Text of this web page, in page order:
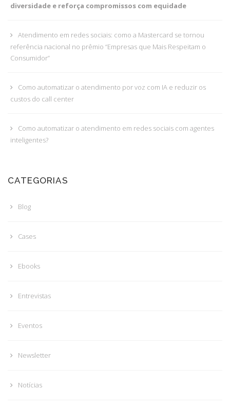
diversidade e reforça compromissos com equidade
Atendimento em redes sociais: como a Mastercard se tornou
referência nacional no prêmio “Empresas que Mais Respeitam o
Consumidor”
Como automatizar o atendimento por voz com IA e reduzir os
custos do call center
Como automatizar o atendimento em redes sociais com agentes
inteligentes?
CATEGORIAS
Blog
Cases
Ebooks
Entrevistas
Eventos
Newsletter
Notícias